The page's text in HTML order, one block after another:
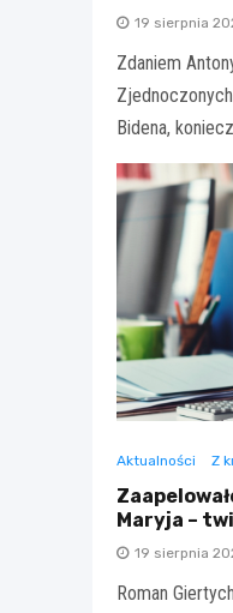
19 sierpnia
Zdaniem
Bidena,
Aktualności Z
Maryja –
19 sierpnia
Roman